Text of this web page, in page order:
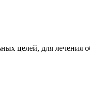
целей, для лечения